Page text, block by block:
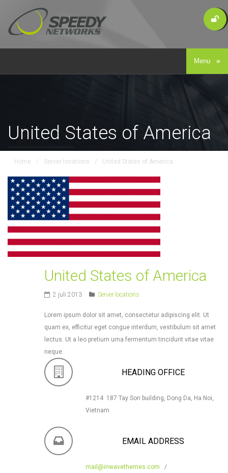
Menu ≡
United States of America
Home / Server locations / United States of America
United States of America
2 juli 2013 Server locations
Lorem ipsum dolor sit amet, consectetur adipiscing elit. Ut
quam ex, efficitur eget congue interdum, vestibulum sit amet
lectus. Ut a leo pretium urna fermentum tincidunt vitae vitae
neque.
HEADING OFFICE
#1214 187 Tay Son building, Dong Da, Ha Noi,
Vietnam
EMAIL ADDRESS
mail@inwavethemes.com /